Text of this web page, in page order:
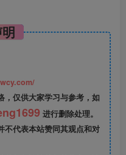
，仅供大家学习与参考，如
进行删除处理。
不代表本站赞同其观点和对